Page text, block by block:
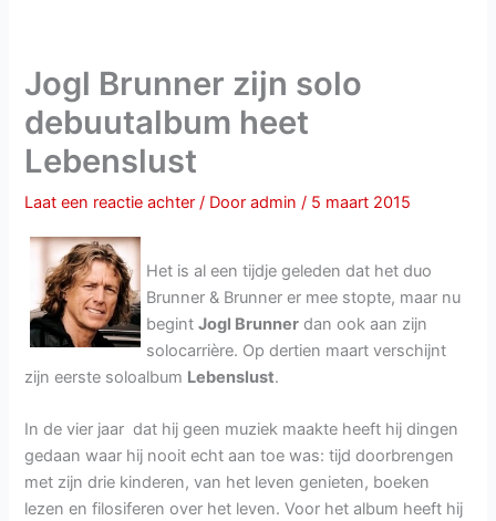
Jogl Brunner zijn solo
debuutalbum heet
Lebenslust
Laat een reactie achter / Dooradmin/ 5 maart 2015
Het is al een tijdje geleden dat het duo
Brunner & Brunner er mee stopte, maar nu
begintJogl Brunner dan ook aan zijn
solocarrière. Op dertien maart verschijnt
zijn eerste soloalbum Lebenslust.
In de vier jaar dat hij geen muziek maakte heeft hij dingen
gedaan waar hij nooit echt aan toe was: tijd doorbrengen
met zijn drie kinderen, van het leven genieten, boeken
lezen en filosiferen over het leven. Voor het album heeft hij